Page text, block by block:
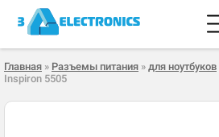
Главная » Разъемы питания » для ноутбуков
Inspiron 5505